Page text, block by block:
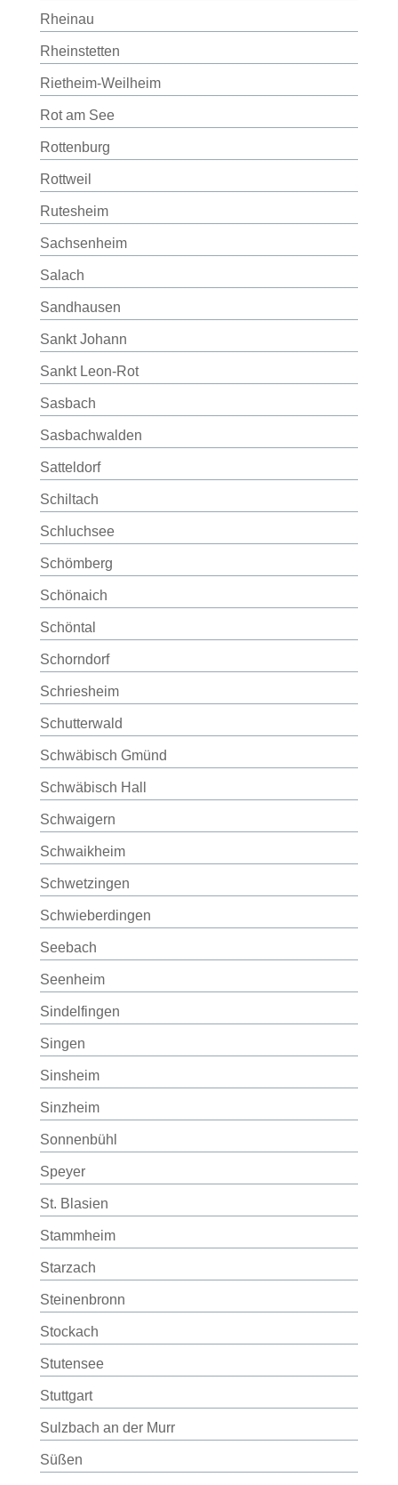
Rheinau
Rheinstetten
Rietheim-Weilheim
Rot am See
Rottenburg
Rottweil
Rutesheim
Sachsenheim
Salach
Sandhausen
Sankt Johann
Sankt Leon-Rot
Sasbach
Sasbachwalden
Satteldorf
Schiltach
Schluchsee
Schömberg
Schönaich
Schöntal
Schorndorf
Schriesheim
Schutterwald
Schwäbisch Gmünd
Schwäbisch Hall
Schwaigern
Schwaikheim
Schwetzingen
Schwieberdingen
Seebach
Seenheim
Sindelfingen
Singen
Sinsheim
Sinzheim
Sonnenbühl
Speyer
St. Blasien
Stammheim
Starzach
Steinenbronn
Stockach
Stutensee
Stuttgart
Sulzbach an der Murr
Süßen